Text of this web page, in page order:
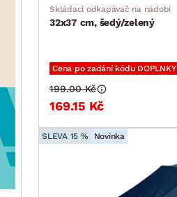
Skládací odkapávač na nádobí
32x37 cm, šedý/zelený
Cena po zadání kódu DOPLNKY
169.15 Kč
199.00 Kč
SLEVA 15 % Novinka